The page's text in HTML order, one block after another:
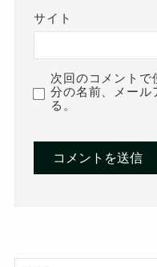
サイト
次回のコメントで
分の名前、メール
る。